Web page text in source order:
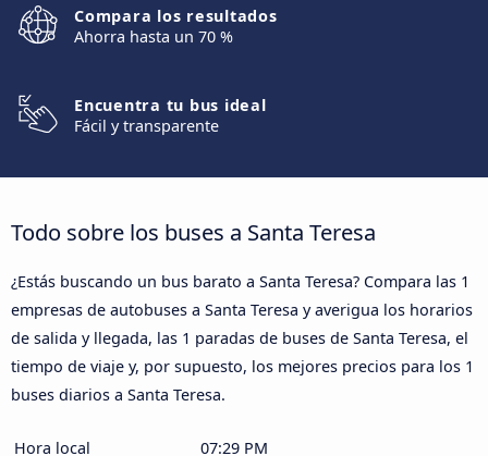
Compara los resultados
Ahorra hasta un 70 %
Encuentra tu bus ideal
Fácil y transparente
Todo sobre los buses a Santa Teresa
¿Estás buscando un bus barato a Santa Teresa? Compara las 1
empresas de autobuses a Santa Teresa y averigua los horarios
de salida y llegada, las 1 paradas de buses de Santa Teresa, el
tiempo de viaje y, por supuesto, los mejores precios para los 1
buses diarios a Santa Teresa.
Hora local
07:29 PM